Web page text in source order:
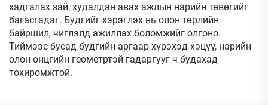
хадгалах зай, худалдан авах ажлын нарийн төвөгийг
багасгадаг. Будгийг хэрэглэх нь олон төрлийн
байршил, чиглэлд ажиллах боломжийг олгоно.
Тиймээс бусад будгийн аргаар хүрэхэд хэцүү, нарийн
олон өнцгийн геометртэй гадаргууг ч будахад
тохиромжтой.